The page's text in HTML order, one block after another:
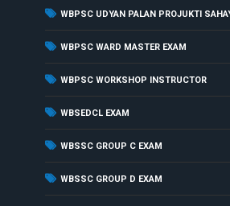
WBPSC UDYAN PALAN PROJUKTI
WBPSC WARD MASTER EXAM
WBPSC WORKSHOP INSTRUCTOR
WBSEDCL EXAM
WBSSC GROUP C EXAM
WBSSC GROUP D EXAM